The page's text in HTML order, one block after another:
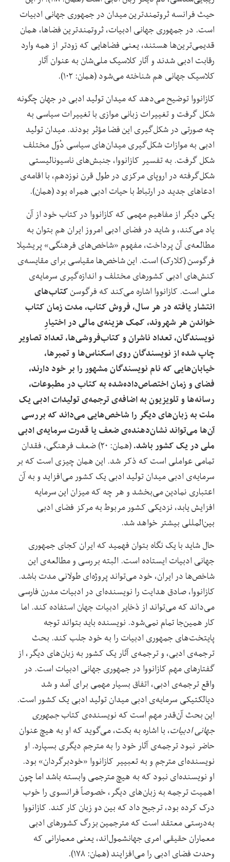
حیث فرانسه ثروتمند‌‌ترین میدان در جمهوری جهانی ادبیات
است. در جمهوری جهانی ادبیات، ثروتمندترین فضاها، همان
قدیمی‌‌ترین‌‌ها هستند، یعنی فضاهایی که زودتر از همه وارد
رقابت ادبی شدند و آثار کلاسیک ملی‌‌شان به عنوان آثار
کلاسیک جهانی هم شناخته می‌‌شود (همان: ۱۰۲).
کازانووا توضیح می‌‌دهد که میدان تولید ادبی در جهان چگونه
شکل گرفت و تغییرات زبانی موازی با تغییرات سیاسی به
چه صورتی در شکل‌‌گیری این فضا مؤثر بودند. میدان تولید
ادبی به موازات شکل‌‌گیری میدان‌‌های سیاسی دُوَل مختلف
شکل گرفت. به تفسیر کازانووا، جنبش‌‌های ناسیونالیستی
شکل‌گرفته در اروپای مرکزی در طول قرن نوزدهم، با اقامه‌‌ی
ادعاهای جدید در ارتباط با حیات ادبی همراه بود (همان).
یکی دیگر از مفاهیم مهمی که کازانووا در کتاب خود از آن
یاد می‌‌کند، و شاید در فضای ادبی امروز ایران هم بتوان به
مطالعه‌‌ی آن پرداخت، مفهوم «شاخص‌‌های فرهنگی» پریشیلا
فرگوسن (کلارک) است. این شاخص‌‌ها مقیاسی برای مقایسه‌‌ی
کنش‌‌های ادبی کشورهای مختلف و اندازه‌‌گیری سرمایه‌‌ی
ملی است. کازانووا اشاره می‌‌کند که فرگوسنکتاب‌‌های
انتشار یافته در هر سال، فروش کتاب، مدت زمان کتاب
خواندن هر شهروند، کمک هزینه‌‌ی مالی در اختیارِ
نویسندگان، تعداد ناشران و کتاب‌‌فروشی‌‌ها، تعداد تصاویر
چاپ شده از نویسندگان روی اسکناس‌‌ها و تمبرها،
خیابان‌‌هایی که نام نویسندگان مشهور را بر خود دارند،
فضای و زمان اختصاص‌داده‌شده به کتاب در مطبوعات،
رسانه‌‌ها و تلویزیون به اضافه‌‌ی ترجمه‌‌‌‌ی تولیدات ادبی یک
ملت به زبان‌‌های دیگر را شاخص‌‌هایی می‌‌داند که بررسی
آن‌‌ها می‌‌تواند نشان‌‌دهنده‌‌ی ضعف یا قدرت سرمایه‌‌ی ادبی
ملی در یک کشور باشد.
(همان: ۲۰) ضعف فرهنگی، فقدان
تمامی عواملی است که ذکر شد. این همان چیزی است که بر
سرمایه‌‌ی ادبی میدان تولید ادبی یک کشور می‌‌افزاید و به آن
اعتباری نمادین می‌‌بخشد و هر چه که میزان این سرمایه
افزایش یابد، نزدیکی کشور مربوط به مرکز فضای ادبی
بین‌‌المللی بیشتر خواهد شد.
حال شاید با یک نگاه بتوان فهمید که ایران کجای جمهوری
جهانی ادبیات ایستاده است. البته بررسی و مطالعه‌‌ی این
شاخص‌‌ها در ایران، خود می‌‌تواند پروژه‌‌ای طولانی مدت باشد.
کازانووا، صادق هدایت را نویسنده‌ای در ادبیات مدرن فارسی
می‌‌داند که می‌تواند از ذخایر ادبیات جهان استفاده کند. اما
کار همین‌جا تمام نمی‌شود. نویسنده باید بتواند توجه
پایتخت‌های جمهوری ادبیات را به خود جلب کند. بحث
ترجمه‌‌ی ادبی، و ترجمه‌‌ی آثار یک کشور به زبان‌‌های دیگر، از
گفتارهای مهم کازانووا در جمهوری جهانی ادبیات است. در
واقع ترجمه‌‌ی ادبی، اتفاق بسیار مهمی برای آمد و شد
دیالکتیکی سرمایه‌‌ی ادبی میدان تولید ادبی یک کشور است.
این بحث آن‌‌قدر مهم است که نویسنده‌‌ی کتابجمهوری
جهانی ادبیات، با اشاره به بکت، می‌‌گوید که او به هیچ عنوان
حاضر نبود ترجمه‌‌ی آثار خود را به مترجم دیگری بسپارد. او
نویسنده‌‌ای مترجم و به تعبییر کازانووا «خودبرگردان» بود.
او نویسنده‌‌ای نبود که به هیچ مترجمی وابسته باشد اما چون
اهمیت ترجمه به زبان‌‌های دیگر، خصوصاً فرانسوی را خوب
درک کرده بود، ترجیح داد که بین دو زبان کار کند. کازانووا
به‌درستی معتقد است که مترجمین بزرگ کشورهای ادبی
معماران حقیقی امری جهانشمول‌‌اند، یعنی معمارانی که
وحدت فضای ادبی را می‌‌افزایند (همان: ۱۷۸).